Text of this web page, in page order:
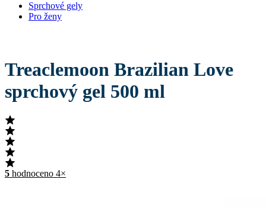
Sprchové gely
Pro ženy
Treaclemoon Brazilian Love
sprchový gel 500 ml
5 hodnoceno 4×